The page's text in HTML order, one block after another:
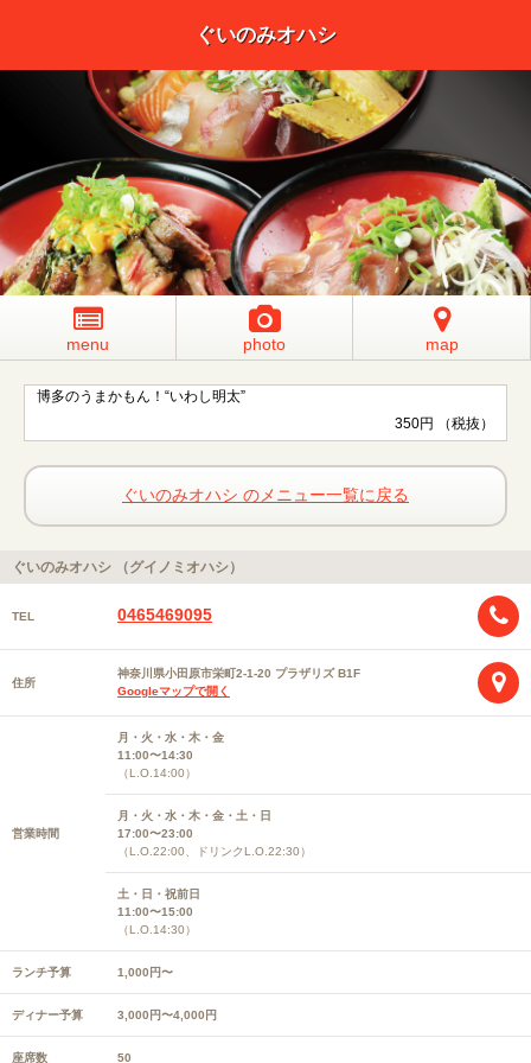
ぐいのみオハシ
menu photo map
博多のうまかもん！“いわし明太”
350円 （税抜）
ぐいのみオハシ のメニュー一覧に戻る
ぐいのみオハシ （グイノミオハシ）
TEL 0465469095
住所
神奈川県小田原市栄町2-1-20 プラザリズ B1F
Googleマップで開く
営業時間
月・火・水・木・金
11:00〜14:30
（L.O.14:00）
月・火・水・木・金・土・日
17:00〜23:00
（L.O.22:00、ドリンクL.O.22:30）
土・日・祝前日
11:00〜15:00
（L.O.14:30）
ランチ予算 1,000円〜
ディナー予算 3,000円〜4,000円
座席数 50